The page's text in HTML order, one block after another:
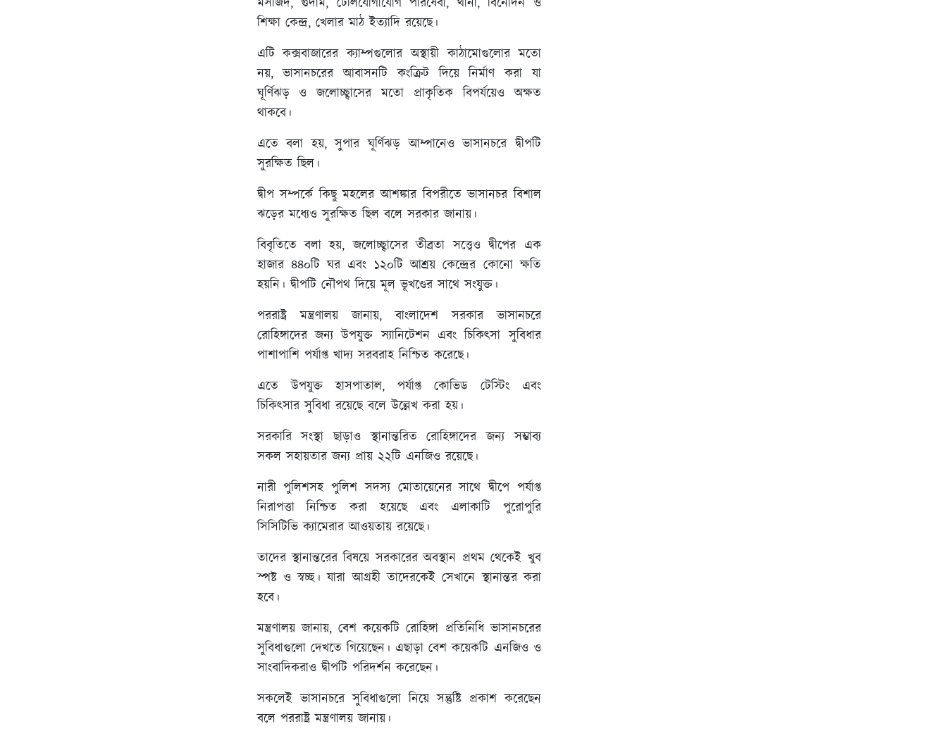
মসজিদ, গুদাম, টেলিযোগাযোগ পরিষেবা, থানা, বিনোদন ও
শিক্ষা কেন্দ্র, খেলার মাঠ ইত্যাদি রয়েছে।
এটি কক্সবাজারের ক্যাম্পগুলোর অস্থায়ী কাঠামোগুলোর মতো
নয়, ভাসানচরের আবাসনটি কংক্রিট দিয়ে নির্মাণ করা যা
ঘূর্ণিঝড় ও জলোচ্ছ্বাসের মতো প্রাকৃতিক বিপর্যয়েও অক্ষত
থাকবে।
এতে বলা হয়, সুপার ঘূর্ণিঝড় আম্পানেও ভাসানচরে দ্বীপটি
সুরক্ষিত ছিল।
দ্বীপ সম্পর্কে কিছু মহলের আশঙ্কার বিপরীতে ভাসানচর বিশাল
ঝড়ের মধ্যেও সুরক্ষিত ছিল বলে সরকার জানায়।
বিবৃতিতে বলা হয়, জলোচ্ছ্বাসের তীব্রতা সত্ত্বেও দ্বীপের এক
হাজার ৪৪০টি ঘর এবং ১২০টি আশ্রয় কেন্দ্রের কোনো ক্ষতি
হয়নি। দ্বীপটি নৌপথ দিয়ে মূল ভূখণ্ডের সাথে সংযুক্ত।
পররাষ্ট্র মন্ত্রণালয় জানায়, বাংলাদেশ সরকার ভাসানচরে
রোহিঙ্গাদের জন্য উপযুক্ত স্যানিটেশন এবং চিকিত্সা সুবিধার
পাশাপাশি পর্যাপ্ত খাদ্য সরবরাহ নিশ্চিত করেছে।
এতে উপযুক্ত হাসপাতাল, পর্যাপ্ত কোভিড টেস্টিং এবং
চিকিত্সার সুবিধা রয়েছে বলে উল্লেখ করা হয়।
সরকারি সংস্থা ছাড়াও স্থানান্তরিত রোহিঙ্গাদের জন্য সম্ভাব্য
সকল সহায়তার জন্য প্রায় ২২টি এনজিও রয়েছে।
নারী পুলিশসহ পুলিশ সদস্য মোতায়েনের সাথে দ্বীপে পর্যাপ্ত
নিরাপত্তা নিশ্চিত করা হয়েছে এবং এলাকাটি পুরোপুরি
সিসিটিভি ক্যামেরার আওয়তায় রয়েছে।
তাদের স্থানান্তরের বিষয়ে সরকারের অবস্থান প্রথম থেকেই খুব
স্পষ্ট ও স্বচ্ছ। যারা আগ্রহী তাদেরকেই সেখানে স্থানান্তর করা
হবে।
মন্ত্রণালয় জানায়, বেশ কয়েকটি রোহিঙ্গা প্রতিনিধি ভাসানচরের
সুবিধাগুলো দেখতে গিয়েছেন। এছাড়া বেশ কয়েকটি এনজিও ও
সাংবাদিকরাও দ্বীপটি পরিদর্শন করেছেন।
সকলেই ভাসানচরে সুবিধাগুলো নিয়ে সন্তুষ্টি প্রকাশ করেছেন
বলে পররাষ্ট্র মন্ত্রণালয় জানায়।